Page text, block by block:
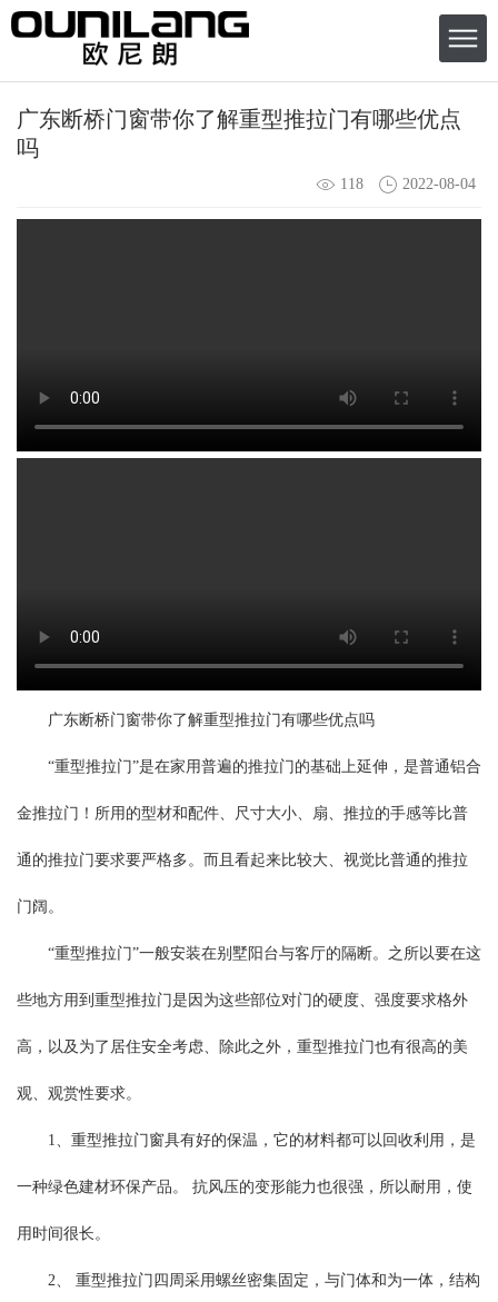
​广东断桥门窗带你了解重型推拉门有哪些优点
吗
118 2022-08-04
广东断桥门窗带你了解重型推拉门有哪些优点吗
“重型推拉门”是在家用普遍的推拉门的基础上延伸，是普通铝合
金推拉门！所用的型材和配件、尺寸大小、扇、推拉的手感等比普
通的推拉门要求要严格多。而且看起来比较大、视觉比普通的推拉
门阔。
“重型推拉门”一般安装在别墅阳台与客厅的隔断。之所以要在这
些地方用到重型推拉门是因为这些部位对门的硬度、强度要求格外
高，以及为了居住安全考虑、除此之外，重型推拉门也有很高的美
观、观赏性要求。
1、重型推拉门窗具有好的保温，它的材料都可以回收利用，是
一种绿色建材环保产品。 抗风压的变形能力也很强，所以耐用，使
用时间很长。
2、 重型推拉门四周采用螺丝密集固定，与门体和为一体，结构